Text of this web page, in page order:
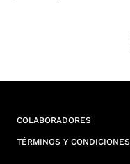
COLABORADORES
TÉRMINOS Y CONDICIONES